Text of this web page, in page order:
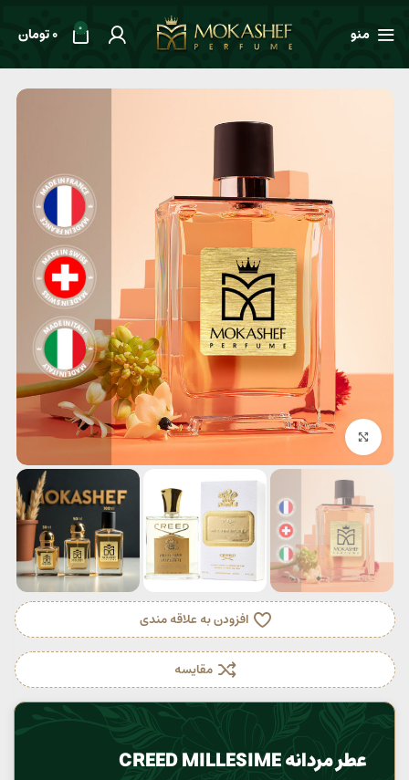
منو 0
0تومان
بزرگنمایی تصویر
افزودن به علاقه مندی
مقایسه
عطر مردانه CREED MILLESIME